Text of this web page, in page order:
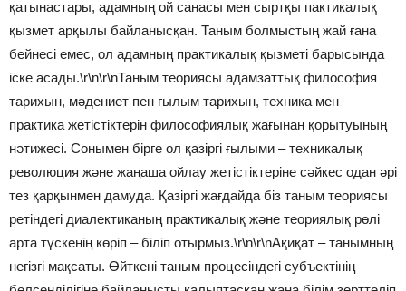
қатынастары, адамның ой санасы мен сыртқы пактикалық
қызмет арқылы байланысқан. Таным болмыстың жай ғана
бейнесі емес, ол адамның практикалық қызметі барысында
іске асады.\r\n\r\nТаным теориясы адамзаттық философия
тарихын, мәдениет пен ғылым тарихын, техника мен
практика жетістіктерін философиялық жағынан қорытуының
нәтижесі. Сонымен бірге ол қазіргі ғылыми – техникалық
революция және жаңаша ойлау жетістіктеріне сәйкес одан әрі
тез қарқынмен дамуда. Қазіргі жағдайда біз таным теориясы
ретіндегі диалектиканың практикалық және теориялық рөлі
арта түскенің көріп – біліп отырмыз.\r\n\r\nАқиқат – танымның
негізгі мақсаты. Өйткені таным процесіндегі субъектінің